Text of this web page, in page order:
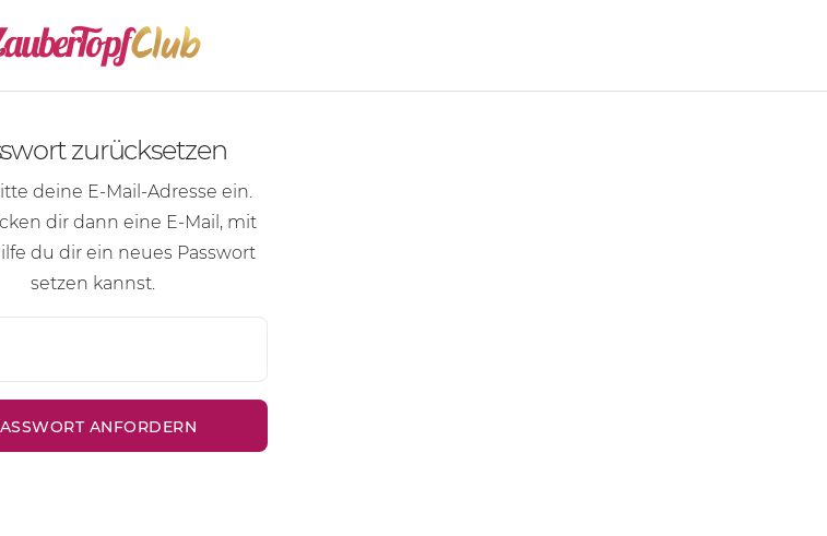
zurücksetzen
deine E-Mail-Adresse ein.
dir dann eine E-Mail , mit
du dir ein neues Passwort
setzen kannst.